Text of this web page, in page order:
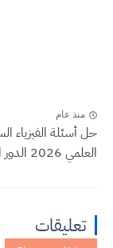
منذ عام
حل أسئلة الفيزياء
العلمي 2026 الدور الأول
تعليقات